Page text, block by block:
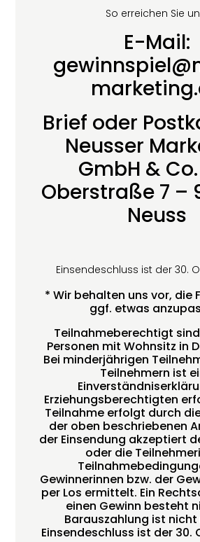
So erreichen Sie
E-Mail:
Brief oder
Neusser
GmbH &
Oberstraße 7 –
Neuss
Einsendeschluss ist der 30.
* Wir behalten uns vor, die
ggf. etwas
Teilnahmeberechtigt
Personen mit Wohnsitz in
Bei minderjährigen
Teilnehmern ist
Erziehungsberechtigten
Teilnahme erfolgt durch
der oben beschriebenen
der Einsendung akzeptiert
oder die
Gewinnerinnen bzw. der
per Los ermittelt. Ein
einen Gewinn besteht
Barauszahlung ist
Einsendeschluss ist der 30.